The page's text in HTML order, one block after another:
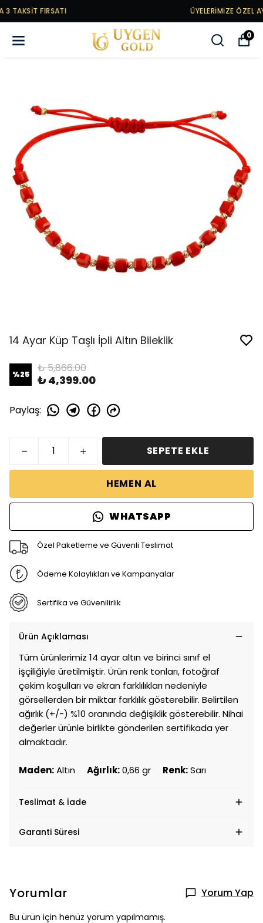
ÜYELERİMİZE ÖZEL AYRICALIKLI KAMPANYALAR
0
14 Ayar Küp Taşlı İpli Altın Bileklik
%25 ₺ 5,866.00
₺ 4,399.00
Paylaş:
SEPETE EKLE
HEMEN AL
WHATSAPP
Özel Paketleme ve Güvenli Teslimat
Ödeme Kolaylıkları ve Kampanyalar
Sertifika ve Güvenilirlik
Ürün Açıklaması
Tüm ürünlerimiz 14 ayar altın ve birinci sınıf el
işçiliğiyle üretilmiştir. Ürün renk tonları, fotoğraf
çekim koşulları ve ekran farklılıkları nedeniyle
görsellerden bir miktar farklılık gösterebilir. Belirtilen
ağırlık (+/-) %10 oranında değişiklik gösterebilir. Nihai
değerler ürünle birlikte gönderilen sertifikada yer
almaktadır.
Maden:Altın Ağırlık:0,66 gr Renk:Sarı
Teslimat & İade
Garanti Süresi
Yorumlar Yorum Yap
Bu ürün için henüz yorum yapılmamış.